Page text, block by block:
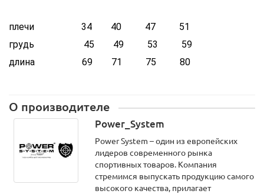
плечи 34 40 47 51
грудь 45 49 53 59
длина 69 71 75 80
О производителе
Power_System
Power System – один из европейских
лидеров современного рынка
спортивных товаров. Компания
стремимся выпускать продукцию самого
высокого качества, прилагает